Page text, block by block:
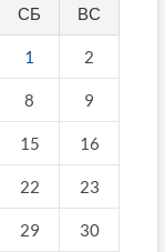
СБ ВС
1 2
8 9
15 16
22 23
29 30